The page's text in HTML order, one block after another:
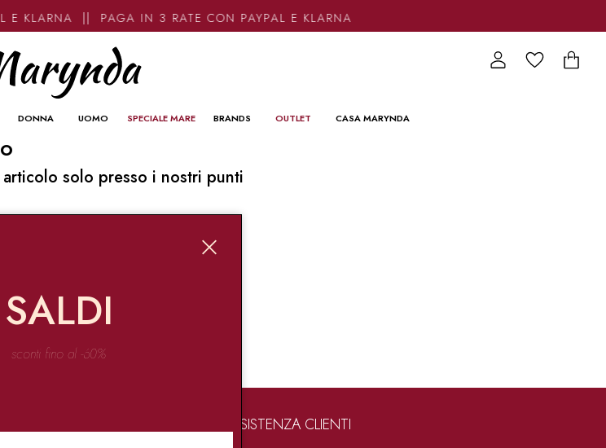
KLARNA || PAGA IN 3 RATE CON PAYPAL E KLARNA
DONNA UOMO SPECIALE MARE BRANDS OUTLET CASA MARYNDA
solo presso i nostri punti
ASSISTENZA CLIENTI
SALDI
sconti fino al -60%